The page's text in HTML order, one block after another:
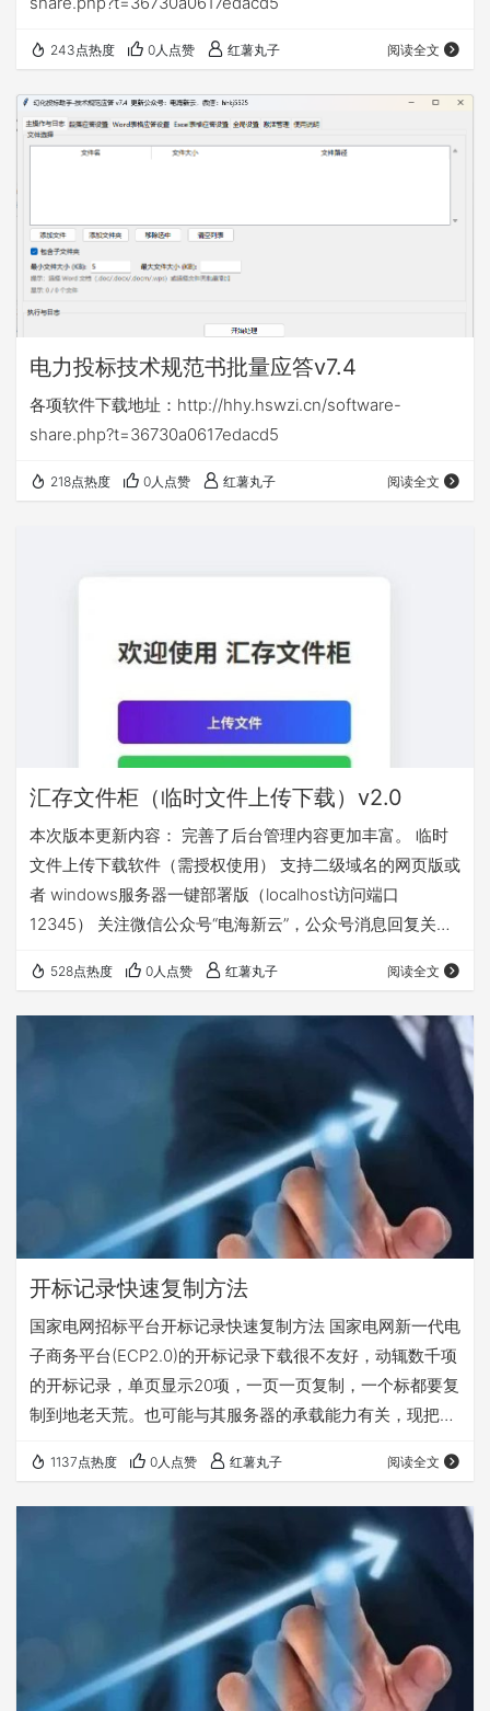
243点热度 0人点赞 红薯丸子 阅读全文
电力投标技术规范书批量应答v7.4
各项软件下载地址：http://hhy.hswzi.cn/software-
share.php?t=36730a0617edacd5
218点热度 0人点赞 红薯丸子 阅读全文
汇存文件柜（临时文件上传下载）v2.0
本次版本更新内容： 完善了后台管理内容更加丰富。 临时
文件上传下载软件（需授权使用） 支持二级域名的网页版或
者 windows服务器一键部署版（localhost访问端口
12345） 关注微信公众号“电海新云”，公众号消息回复关键
528点热度 0人点赞 红薯丸子 阅读全文
开标记录快速复制方法
国家电网招标平台开标记录快速复制方法 国家电网新一代电
子商务平台(ECP2.0)的开标记录下载很不友好，动辄数千项
的开标记录，单页显示20项，一页一页复制，一个标都要复
制到地老天荒。也可能与其服务器的承载能力有关，现把网
忘，有兴趣的可关注收藏，随时查阅使用。 一、登录国家电
网新一代电子商务平台(ECP2.0)打开开标记录（按包查看）
二、选择采购项目名称，点击按包查看，不要按投标人查
看。 三、在新弹出页面显示每页数据数量20这个位置，右
键点检查。 四、在右边的代码栏…
1137点热度 0人点赞 红薯丸子 阅读全文